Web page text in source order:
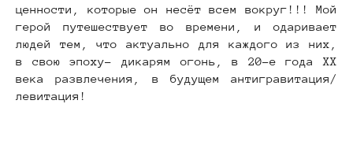
ценности, которые он несёт всем вокруг!!! Мой
герой путешествует во времени, и одаривает
людей тем, что актуально для каждого из них,
в свою эпоху- дикарям огонь, в 20-е года ХХ
века развлечения, в будущем антигравитация/
левитация!